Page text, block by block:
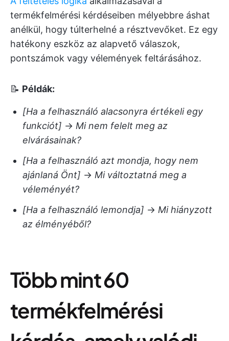
termékfelmérési kérdéseiben mélyebbre áshat
anélkül, hogy túlterhelné a résztvevőket. Ez egy
hatékony eszköz az alapvető válaszok,
pontszámok vagy vélemények feltárásához.
📝 Példák:
[Ha a felhasználó alacsonyra értékeli egy
funkciót] → Mi nem felelt meg az
elvárásainak?
[Ha a felhasználó azt mondja, hogy nem
ajánlaná Önt] → Mi változtatná meg a
véleményét?
[Ha a felhasználó lemondja] → Mi hiányzott
az élményéből?
Több mint 60
termékfelmérési